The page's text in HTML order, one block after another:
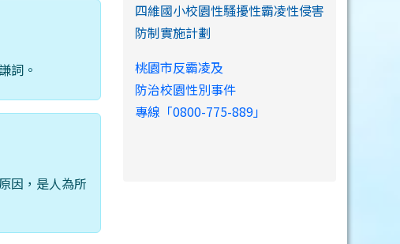
詞。
因，是人為所
四維國小校園性騷擾性霸凌性侵害
防制實施計劃
桃園市反霸凌及
防治校園性別事件
專線「0800-775-889」